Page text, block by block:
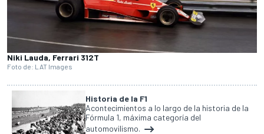
Niki Lauda, Ferrari 312T
Foto de: LAT Images
Historia de la F1
Acontecimientos a lo largo de la historia de la
Fórmula 1, máxima categoría del
automovilismo.